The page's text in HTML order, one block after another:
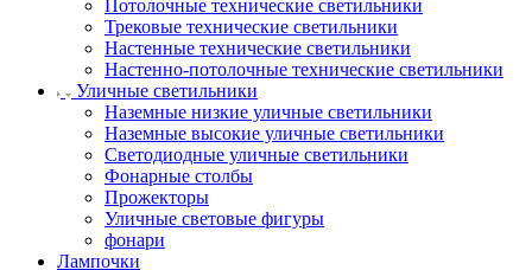
Потолочные технические светильники
Трековые технические светильники
Настенные технические светильники
Настенно-потолочные технические светильники
Уличные светильники
Наземные низкие уличные светильники
Наземные высокие уличные светильники
Светодиодные уличные светильники
Фонарные столбы
Прожекторы
Уличные световые фигуры
фонари
Лампочки